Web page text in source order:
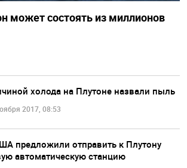
может состоять из миллионов
холода на Плутоне назвали пыль
2017, 08:53
предложили отправить к Плутону
автоматическую станцию